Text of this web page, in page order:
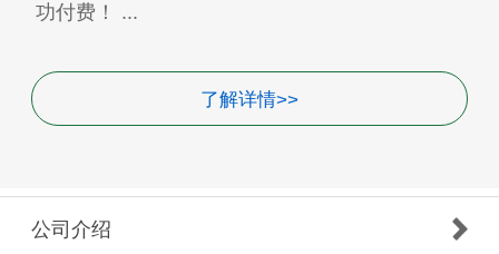
功付费！ ...
了解详情>>
公司介绍